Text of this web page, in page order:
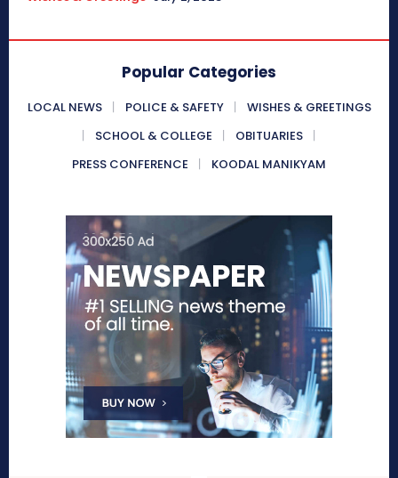
Popular Categories
LOCAL NEWS POLICE & SAFETY
WISHES & GREETINGS
SCHOOL & COLLEGE
OBITUARIES
PRESS CONFERENCE
KOODAL MANIKYAM